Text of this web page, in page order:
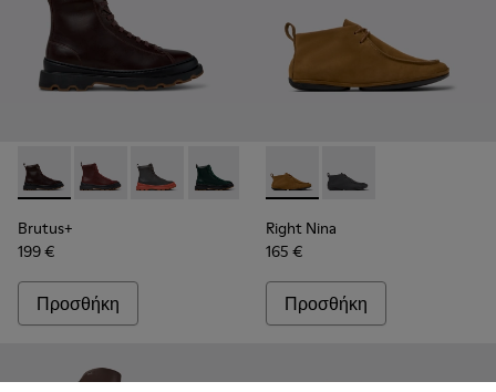
Brutus+ - K400816-002 - Καφέ δερμάτινες μεσαίες μπότες
Brutus+ - K400816-011
Brutus+ - K400816-006
Brutus+ - K400816-005
Brutus+ - K400816-004
Brutus+ - K400816-003
Brutus+ -
Brutus+
199 €
Προσθήκη
Right Nina - K400805-001 -
Right Nina -
Right Nina
165 €
Προσθήκη